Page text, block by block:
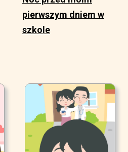
pierwszym dniem w
szkole